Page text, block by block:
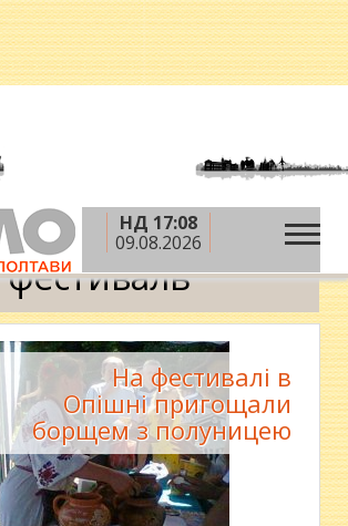
НД 17:08
09.08.2026
фестиваль
фестиваль
На фестивалі в
Опішні пригощали
борщем з полуницею